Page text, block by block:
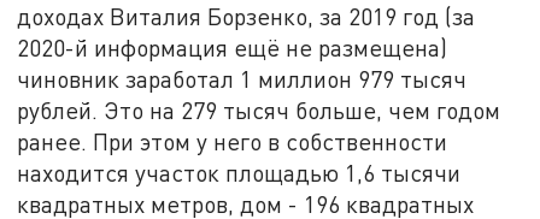
доходах Виталия Борзенко, за 2019 год (за
2020-й информация ещё не размещена)
чиновник заработал 1 миллион 979 тысяч
рублей. Это на 279 тысяч больше, чем годом
ранее. При этом у него в собственности
находится участок площадью 1,6 тысячи
квадратных метров, дом - 196 квадратных